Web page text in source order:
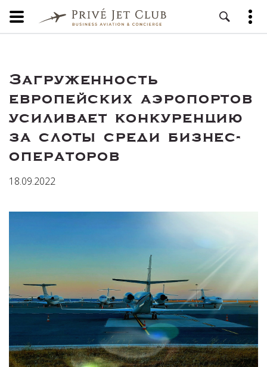
Загруженность
европейских аэропортов
усиливает конкуренцию
за слоты среди бизнес-
операторов
18.09.2022